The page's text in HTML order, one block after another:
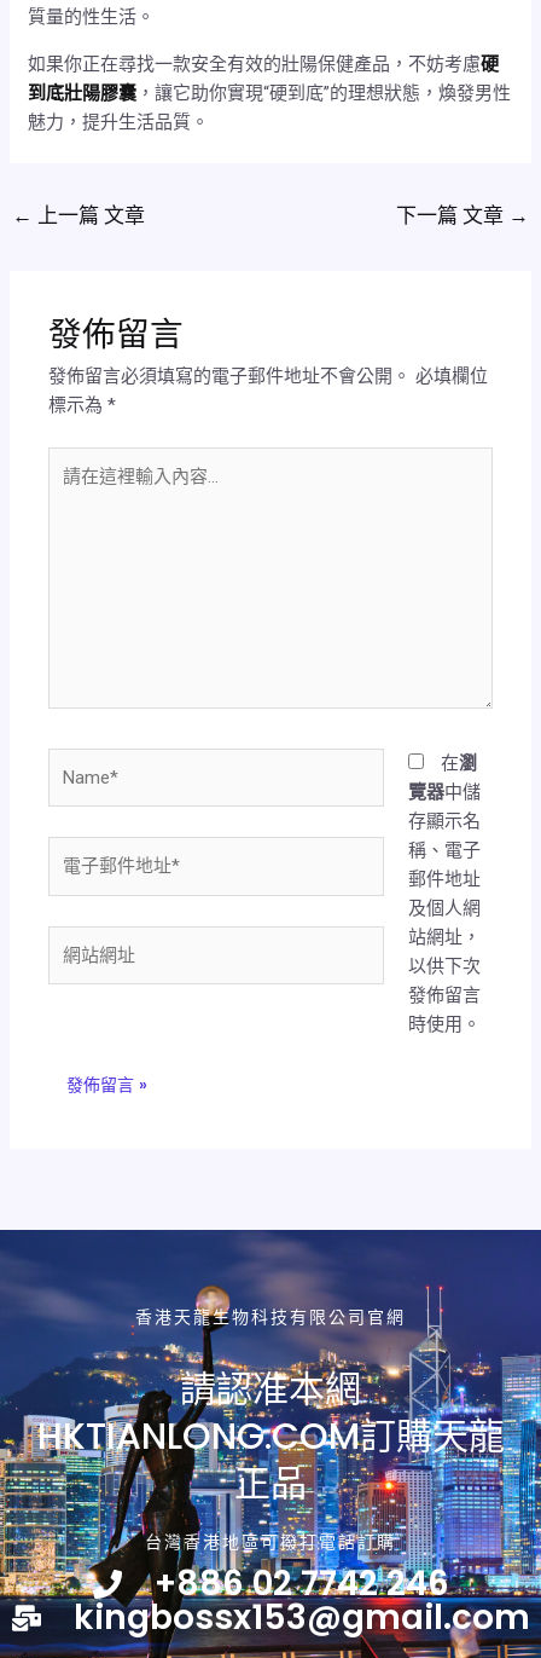
質量的性生活。
如果你正在尋找一款安全有效的壯陽保健產品，不妨考慮硬
到底壯陽膠囊 ，讓它助你實現“硬到底”的理想狀態，煥發男性
魅力，提升生活品質。
← 上一篇 文章 下一篇 文章 →
發佈留言
發佈留言必須填寫的電子郵件地址不會公開。 必填欄位
標示為*
在
子
地
站
在瀏
覽器中儲
存顯示名
稱、電子
郵件地址
及個人網
站網址，
以供下次
發佈留言
時使用。
香港天龍生物科技有限公司官網
請認准本網
HKTIANLONG.COM訂購天龍
正品
台灣香港地區可撥打電話訂購
+886 02 7742 246
kingbossx153@gmail.com